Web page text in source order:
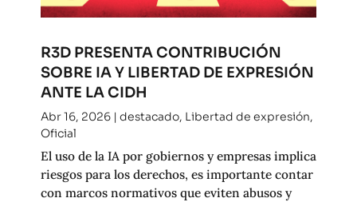
R3D PRESENTA CONTRIBUCIÓN
SOBRE IA Y LIBERTAD DE EXPRESIÓN
ANTE LA CIDH
Abr 16, 2026| destacado, Libertad de expresión,
Oficial
El uso de la IA por gobiernos y empresas implica
riesgos para los derechos, es importante contar
con marcos normativos que eviten abusos y